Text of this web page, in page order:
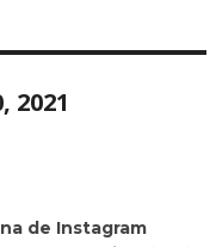
2021
de Instagram